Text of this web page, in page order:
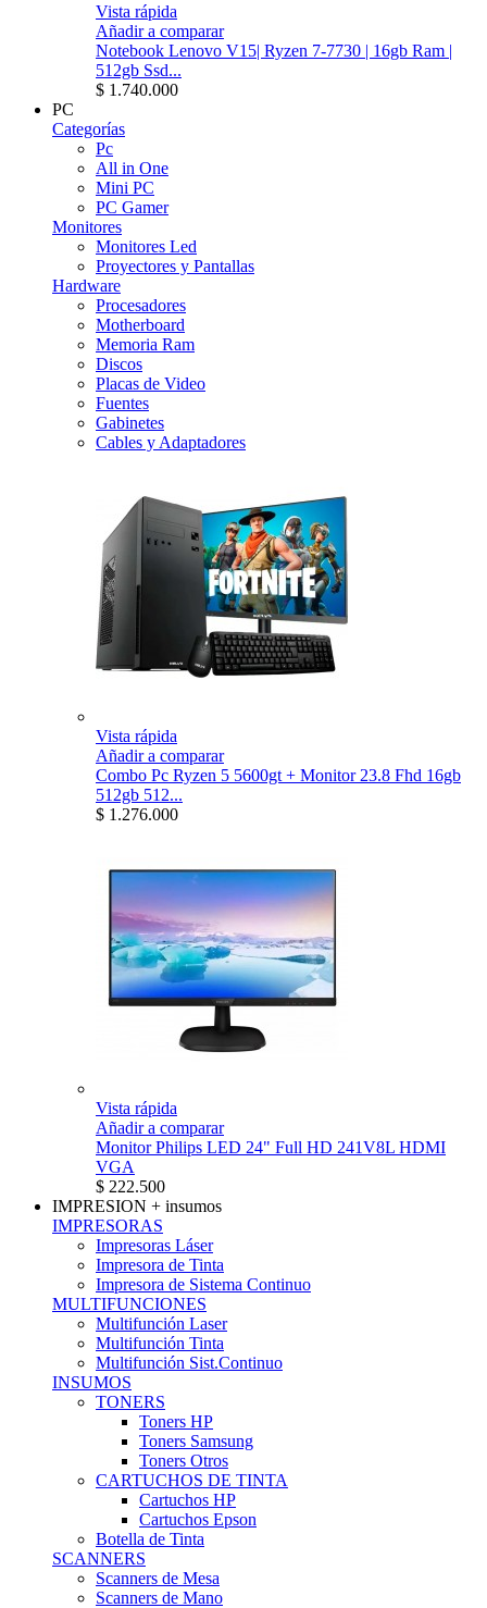
Vista rápida
Añadir a comparar
Notebook Lenovo V15| Ryzen 7-7730 | 16gb Ram |
512gb Ssd...
$ 1.740.000
PC
Categorías
Pc
All in One
Mini PC
PC Gamer
Monitores
Monitores Led
Proyectores y Pantallas
Hardware
Procesadores
Motherboard
Memoria Ram
Discos
Placas de Video
Fuentes
Gabinetes
Cables y Adaptadores
Vista rápida
Añadir a comparar
Combo Pc Ryzen 5 5600gt + Monitor 23.8 Fhd 16gb
512gb 512...
$ 1.276.000
Vista rápida
Añadir a comparar
Monitor Philips LED 24" Full HD 241V8L HDMI
VGA
$ 222.500
IMPRESION + insumos
IMPRESORAS
Impresoras Láser
Impresora de Tinta
Impresora de Sistema Continuo
MULTIFUNCIONES
Multifunción Laser
Multifunción Tinta
Multifunción Sist.Continuo
INSUMOS
TONERS
Toners HP
Toners Samsung
Toners Otros
CARTUCHOS DE TINTA
Cartuchos HP
Cartuchos Epson
Botella de Tinta
SCANNERS
Scanners de Mesa
Scanners de Mano